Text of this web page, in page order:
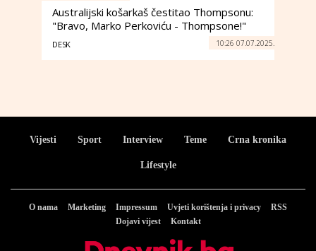
Australijski košarkaš čestitao Thompsonu:
"Bravo, Marko Perkoviću - Thompsone!"
DESK 10:26 07.07.2025.
Vijesti Sport Interview Teme Crna kronika
Lifestyle
O nama Marketing Impressum Uvjeti korištenja i privacy
RSS
Dojavi vijest
Kontakt